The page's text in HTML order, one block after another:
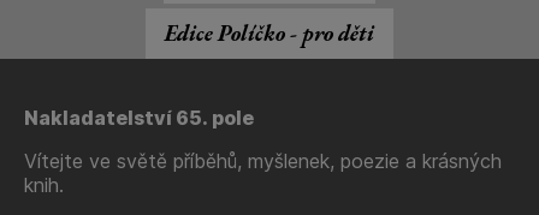
Edice Políčko - pro děti
Nakladatelství 65. pole
Vítejte ve světě příběhů, myšlenek, poezie a krásných
knih.